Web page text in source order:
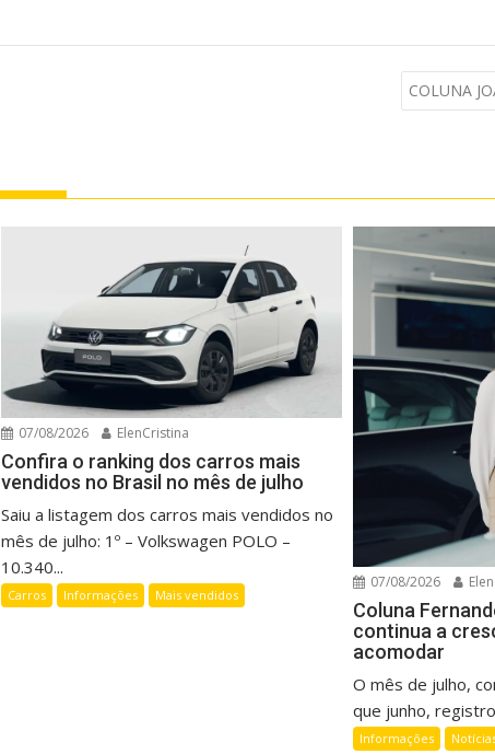
COLUNA
07/08/2026 ElenCristina
Confira o ranking dos carros mais
vendidos no Brasil no mês de julho
Saiu a listagem dos carros mais vendidos no
mês de julho: 1º – Volkswagen POLO –
10.340...
Carros Informações Mais vendidos
07/08/2026
Coluna
continua a
acomodar
O mês de julho,
que junho,
Informações